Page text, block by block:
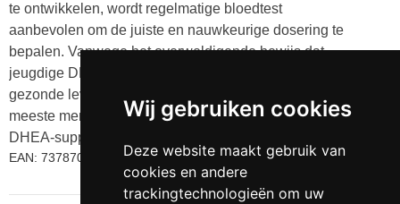
Wij gebruiken cookies
Deze website maakt gebruik van
cookies en andere
trackingtechnologieën om uw
te ontwikkelen, wordt regelmatige bloedtest
aanbevolen om de juiste en nauwkeurige dosering te
bepalen. Vanwege het overweldigende bewijs dat
jeugdige DHEA-niveaus in verband brengt met een
gezonde levensduur, suggereert Life Extension dat de
meeste mensen ouder dan 40 jaar beginnen met
DHEA-suppletie.
EAN: 737870454106